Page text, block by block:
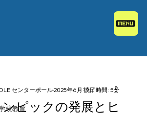
校教育ピックの発展とヒ
センターポール2025年6月19日読了時間: 5分